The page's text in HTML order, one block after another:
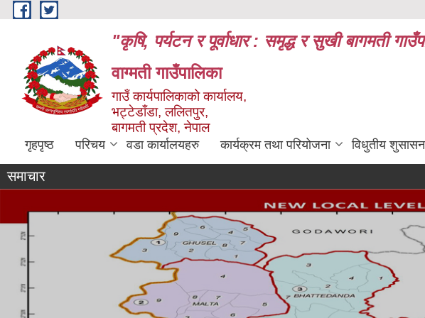
Skip to main content
"कृषि, पर्यटन र पूर्वाधार : समृद्ध र सुखी बागमती
वाग्मती गाउँपालिका
गाउँ कार्यपालिकाको कार्यालय,
भट्टेडाँडा, ललितपुर,
बागमती प्रदेश, नेपाल
गृहपृष्ठ परिचय वडा कार्यालयहरु कार्यक्रम तथा परियोजना विधुतीय
समाचार
संस्थाहरुले वार्षिक प्रतिवेदन तथा कोपोमिस प्रणालीमा आवद्ध भई विवरण अध्यावधिक गर्ने सम्बन्धी सूचना लेखा परीक्षणका लागि आशय पत्र पेश गर्ने